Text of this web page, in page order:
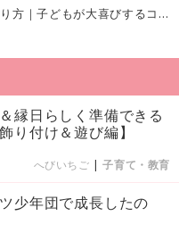
【おうち縁日】千本引きの作り方｜子どもが大喜びするコツやアイデア♪
縁日らしく準備できる
り付け＆遊び編】
へびいちご |子育て・教育
少年団で成長したの